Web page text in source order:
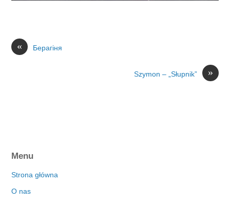
« Берагіня
»
Szymon – „Słupnik”
Menu
Strona główna
O nas